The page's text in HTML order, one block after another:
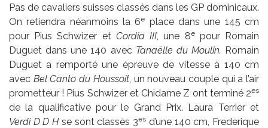
Pas de cavaliers suisses classés dans les GP dominicaux.
On retiendra néanmoins la 6e place dans une 145 cm
pour Pius Schwizer et Cordia III , une 8epour Romain
Duguet dans une 140 avec Tanaëlle du Moulin. Romain
Duguet a remporté une épreuve de vitesse à 140 cm
avec Bel Canto du Houssoit, un nouveau couple qui a l’air
prometteur ! Pius Schwizer et Chidame Z ont terminé 2es
de la qualificative pour le Grand Prix. Laura Terrier et
Verdi D D H se sont classés 3es d’une 140 cm, Frederique